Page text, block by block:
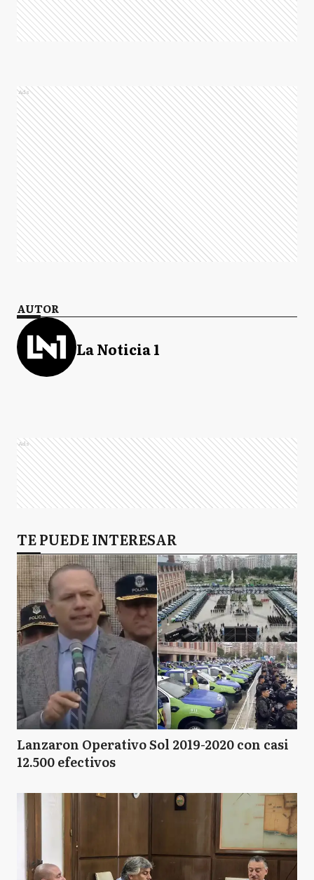
Ads
AUTOR
La Noticia 1
Ads
TE PUEDE INTERESAR
Lanzaron Operativo Sol 2019-2020 con casi
12.500 efectivos